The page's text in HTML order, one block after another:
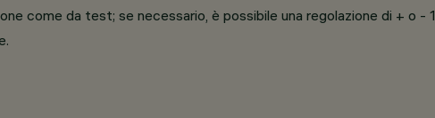
come da test; se necessario, è possibile una regolazione di + o -